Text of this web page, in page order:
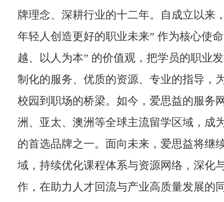
牌理念、深耕行业的十二年。自成立以来
年轻人创造更好的职业未来” 作为核心使
越、以人为本” 的价值观，把学员的职业
制化的服务、优质的资源、专业的指导，
校园到职场的桥梁。如今，爱思益的服务
洲、亚太、澳洲等全球主流留学区域，成
的首选品牌之一。面向未来，爱思益将继
域，持续优化课程体系与资源网络，深化
作，在助力人才回流与产业高质量发展的